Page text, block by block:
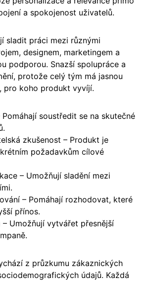
a spokojenost uživatelů.
sladit práci mezi různými
designem, marketingem a
podporou. Snazší spolupráce a
protože celý tým má jasnou
pro koho produkt vyvíjí.
Pomáhají soustředit se na skutečné
zkušenost – Produkt je
požadavkům cílové
– Umožňují sladění mezi
– Pomáhají rozhodovat, které
přínos.
Umožňují vytvářet přesnější
z průzkumu zákaznických
údajů. Každá